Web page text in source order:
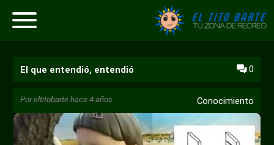
El que entendió, entendió 0
Poreltitobarte hace 4 años Conocimiento